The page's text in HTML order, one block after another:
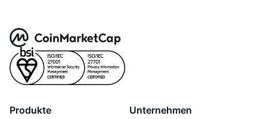
Produkte Unternehmen